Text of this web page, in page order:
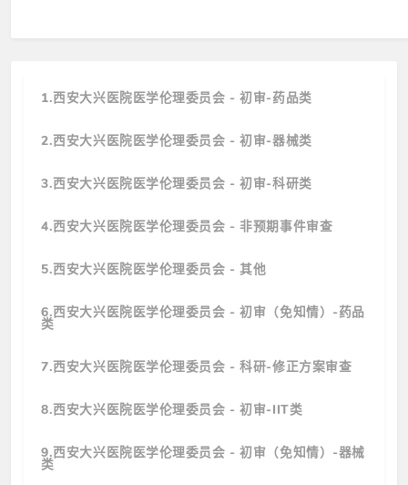
1.西安大兴医院医学伦理委员会 - 初审-药品类
2.西安大兴医院医学伦理委员会 - 初审-器械类
3.西安大兴医院医学伦理委员会 - 初审-科研类
4.西安大兴医院医学伦理委员会 - 非预期事件审查
5.西安大兴医院医学伦理委员会 - 其他
6.西安大兴医院医学伦理委员会 - 初审（免知情）-药品
类
7.西安大兴医院医学伦理委员会 - 科研-修正方案审查
8.西安大兴医院医学伦理委员会 - 初审-IIT类
9.西安大兴医院医学伦理委员会 - 初审（免知情）-器械
类